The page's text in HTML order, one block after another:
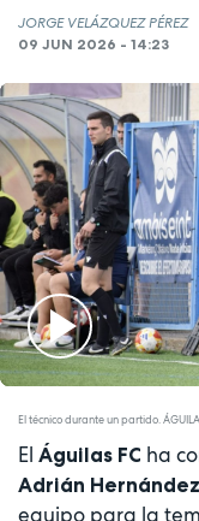
JORGE VELÁZQUEZ PÉREZ
09 JUN 2026 - 14:23
Play
Video
El técnico durante un partido.
El Águilas FC ha
Adrián Hernández
equipo para la